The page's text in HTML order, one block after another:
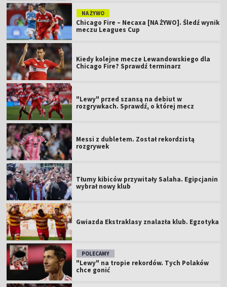
NA ŻYWO
Chicago Fire – Necaxa [NA ŻYWO]. Śledź wynik
meczu Leagues Cup
Kiedy kolejne mecze Lewandowskiego dla
Chicago Fire? Sprawdź terminarz
"Lewy" przed szansą na debiut w
rozgrywkach. Sprawdź, o której mecz
Messi z dubletem. Został rekordzistą
rozgrywek
Tłumy kibiców przywitały Salaha. Egipcjanin
wybrał nowy klub
Gwiazda Ekstraklasy znalazła klub. Egzotyka
POLECAMY
"Lewy" na tropie rekordów. Tych Polaków
chce gonić